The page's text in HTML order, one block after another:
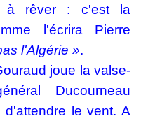
à rêver : c'est la
l'écrira Pierre
l'Algérie ».
joue la valse-
Ducourneau
le vent. A